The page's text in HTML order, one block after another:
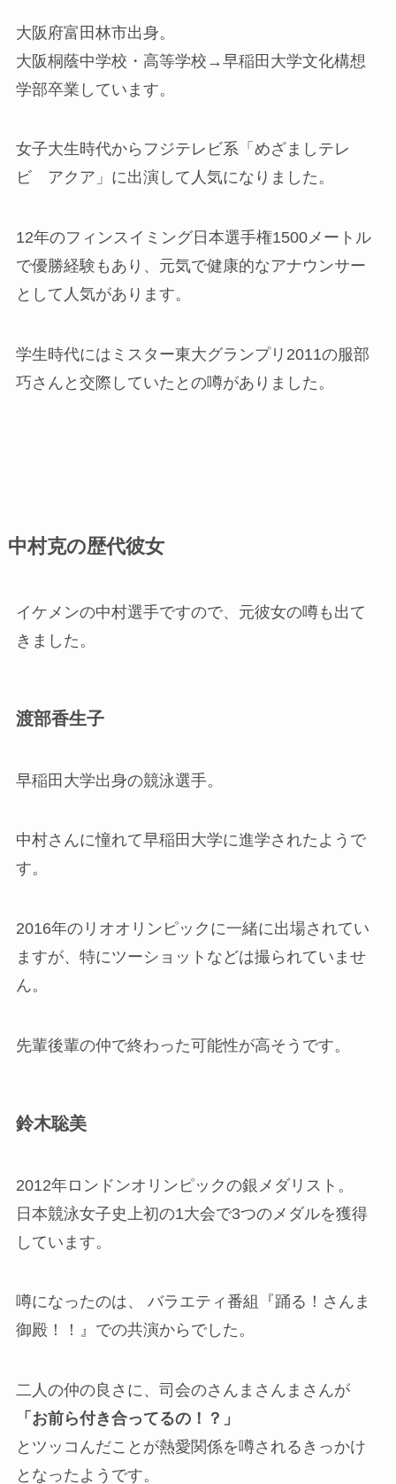
大阪府富田林市出身。
大阪桐蔭中学校・高等学校→早稲田大学文化構想
学部卒業しています。
女子大生時代からフジテレビ系「めざましテレ
ビ アクア」に出演して人気になりました。
12年のフィンスイミング日本選手権1500メートル
で優勝経験もあり、元気で健康的なアナウンサー
として人気があります。
学生時代にはミスター東大グランプリ2011の服部
巧さんと交際していたとの噂がありました。
中村克の歴代彼女
イケメンの中村選手ですので、元彼女の噂も出て
きました。
渡部香生子
早稲田大学出身の競泳選手。
中村さんに憧れて早稲田大学に進学されたようで
す。
2016年のリオオリンピックに一緒に出場されてい
ますが、特にツーショットなどは撮られていませ
ん。
先輩後輩の仲で終わった可能性が高そうです。
鈴木聡美
2012年ロンドンオリンピックの銀メダリスト。
日本競泳女子史上初の1大会で3つのメダルを獲得
しています。
噂になったのは、 バラエティ番組『踊る！さんま
御殿！！』での共演からでした。
二人の仲の良さに、司会のさんまさんまさんが
「お前ら付き合ってるの！？」
とツッコんだことが熱愛関係を噂されるきっかけ
となったようです。